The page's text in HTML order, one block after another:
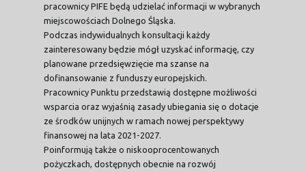
pracownicy PIFE będą udzielać informacji w wybranych
miejscowościach Dolnego Śląska.
Podczas indywidualnych konsultacji każdy
zainteresowany będzie mógł uzyskać informację, czy
planowane przedsięwzięcie ma szanse na
dofinansowanie z funduszy europejskich.
Pracownicy Punktu przedstawią dostępne możliwości
wsparcia oraz wyjaśnią zasady ubiegania się o dotacje
ze środków unijnych w ramach nowej perspektywy
finansowej na lata 2021-2027.
Poinformują także o niskooprocentowanych
pożyczkach, dostępnych obecnie na rozwój